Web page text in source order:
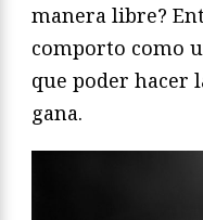
manera libre?
comporto como
que poder hacer
gana.